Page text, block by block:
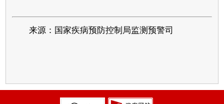
来源：国家疾病预防控制局监测预警司